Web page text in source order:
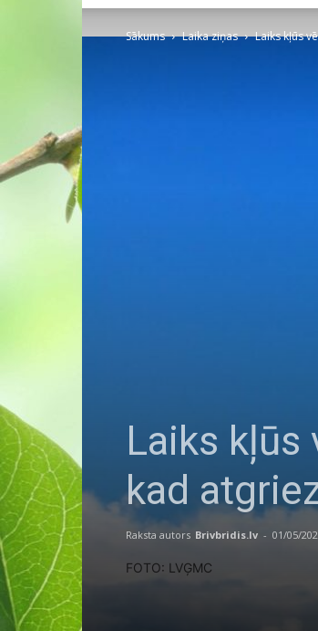
Sākums Laika ziņas Laiks kļūs
Laiks kļūs
kad
Raksta autors Brivbridis.lv - 01/05/
FOTO: LVĢMC